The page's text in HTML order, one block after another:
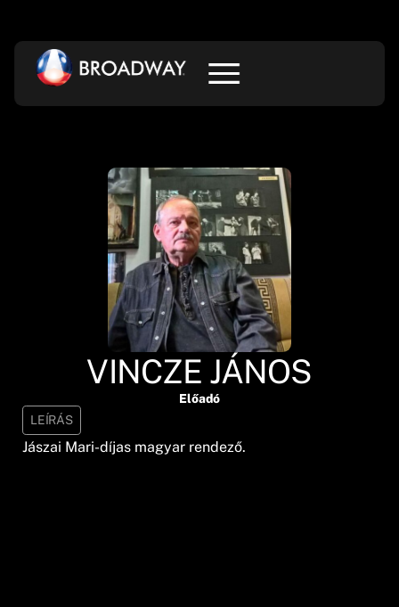
VINCZE JÁNOS
Előadó
LEÍRÁS
Jászai Mari-díjas magyar rendező.